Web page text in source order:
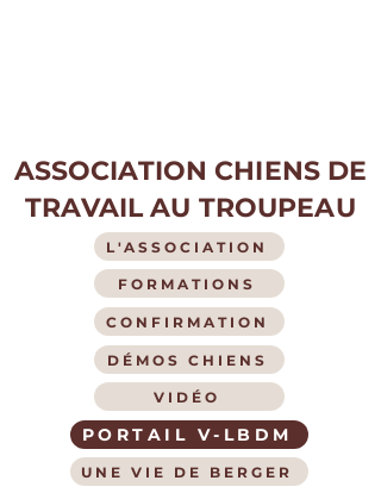
ASSOCIATION CHIENS DE
TRAVAIL AU TROUPEAU
L'ASSOCIATION
FORMATIONS
CONFIRMATION
DÉMOS CHIENS
VIDÉO
PORTAIL V-LBDM
UNE VIE DE BERGER